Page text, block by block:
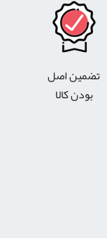
تضمین اصل
بودن کالا